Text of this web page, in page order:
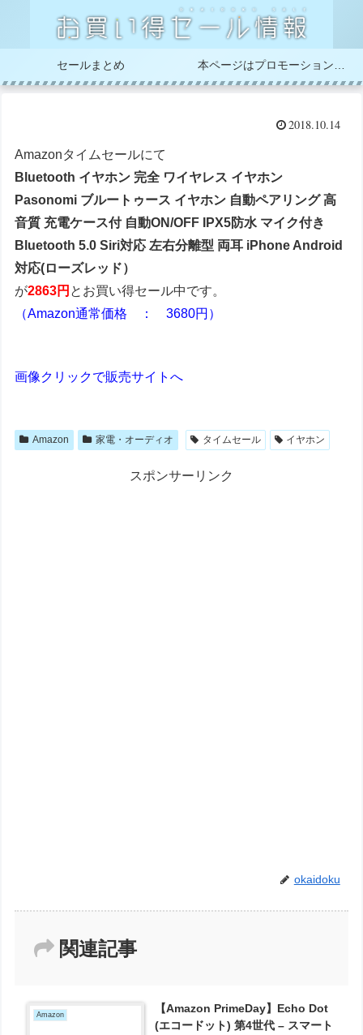
セールまとめ
2018.10.14
Amazonタイムセールにて
Bluetooth イヤホン 完全 ワイヤレス イヤホン
Pasonomi ブルートゥース イヤホン 自動ペアリング 高
音質 充電ケース付 自動ON/OFF IPX5防水 マイク付き
Bluetooth 5.0 Siri対応 左右分離型 両耳 iPhone Android
対応(ローズレッド）
が2863円 とお買い得セール中です。
（Amazon通常価格 ： 3680円）
画像クリックで販売サイトへ
Amazon 家電・オーディオ タイムセール イヤホン
スポンサーリンク
okaidoku
関連記事
Amazon
【Amazon PrimeDay】Echo Dot
(エコードット) 第4世代 – スマート